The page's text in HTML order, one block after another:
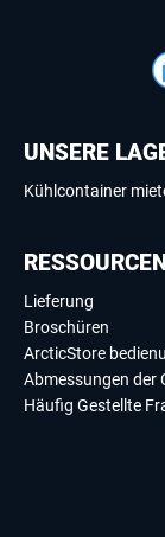
UNSERE
Kühlcontainer
Lieferung
Broschüren
ArcticStore
Abmessungen der
Häufig Gestellte